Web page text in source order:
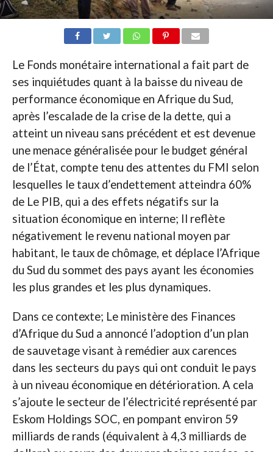
Le Fonds monétaire international a fait part de
ses inquiétudes quant à la baisse du niveau de
performance économique en Afrique du Sud,
après l’escalade de la crise de la dette, qui a
atteint un niveau sans précédent et est devenue
une menace généralisée pour le budget général
de l’État, compte tenu des attentes du FMI selon
lesquelles le taux d’endettement atteindra 60%
de Le PIB, qui a des effets négatifs sur la
situation économique en interne; Il reflète
négativement le revenu national moyen par
habitant, le taux de chômage, et déplace l’Afrique
du Sud du sommet des pays ayant les économies
les plus grandes et les plus dynamiques.
Dans ce contexte; Le ministère des Finances
d’Afrique du Sud a annoncé l’adoption d’un plan
de sauvetage visant à remédier aux carences
dans les secteurs du pays qui ont conduit le pays
à un niveau économique en détérioration. A cela
s’ajoute le secteur de l’électricité représenté par
Eskom Holdings SOC, en pompant environ 59
milliards de rands (équivalent à 4,3 milliards de